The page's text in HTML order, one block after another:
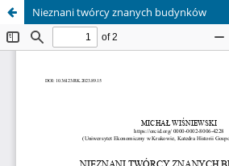
Nieznani twórcy znanych budynków